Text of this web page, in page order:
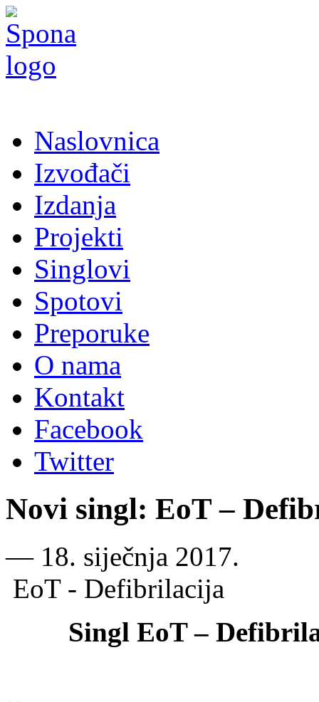
Naslovnica
Izvođači
Izdanja
Projekti
Singlovi
Spotovi
Preporuke
O nama
Kontakt
Facebook
Twitter
Novi singl: EoT –
― 18. siječnja 2017.
EoT - Defibrilacija
Singl EoT –